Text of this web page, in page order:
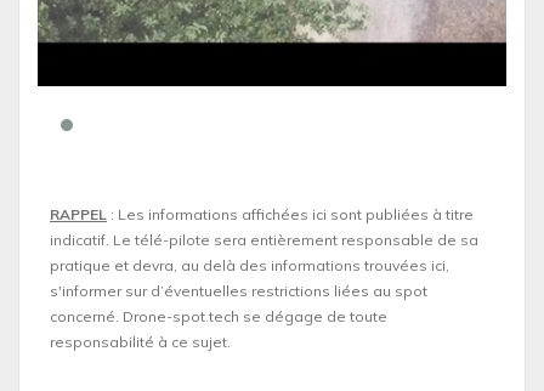
RAPPEL : Les informations affichées ici sont publiées à titre
indicatif. Le télé-pilote sera entièrement responsable de sa
pratique et devra, au delà des informations trouvées ici,
s'informer sur d’éventuelles restrictions liées au spot
concerné. Drone-spot.tech se dégage de toute
responsabilité à ce sujet.